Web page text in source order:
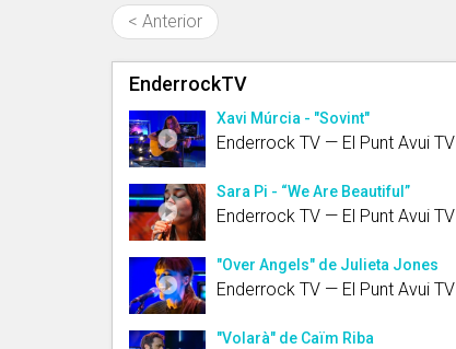
< Anterior
EnderrockTV
Xavi Múrcia - "Sovint"
Enderrock TV — El Punt Avui TV
Sara Pi - “We Are Beautiful”
Enderrock TV — El Punt Avui TV
"Over Angels" de Julieta Jones
Enderrock TV — El Punt Avui TV
"Volarà" de Caïm Riba